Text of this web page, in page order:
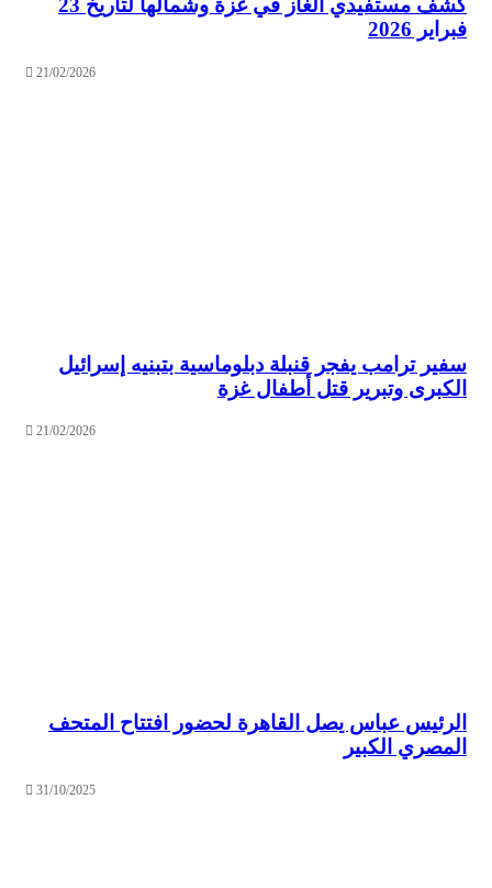
كشف مستفيدي الغاز في غزة وشمالها لتاريخ 23
فبراير 2026
21/02/2026
سفير ترامب يفجر قنبلة دبلوماسية بتبنيه إسرائيل
الكبرى وتبرير قتل أطفال غزة
21/02/2026
الرئيس عباس يصل القاهرة لحضور افتتاح المتحف
المصري الكبير
31/10/2025